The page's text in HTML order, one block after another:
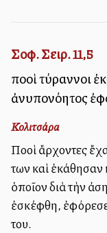
Σοφ. Σειρ. 11,5
πολλοὶ τύραννοι
ἀνυπονόητος
Κολιτσάρα
Πολλοὶ ἄρχοντες
των καὶ ἐκάθησαν
ὁποῖον διὰ τὴν
ἐσκέφθη,
του.